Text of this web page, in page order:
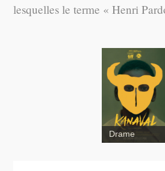
lesquelles le terme « Henri
Drame